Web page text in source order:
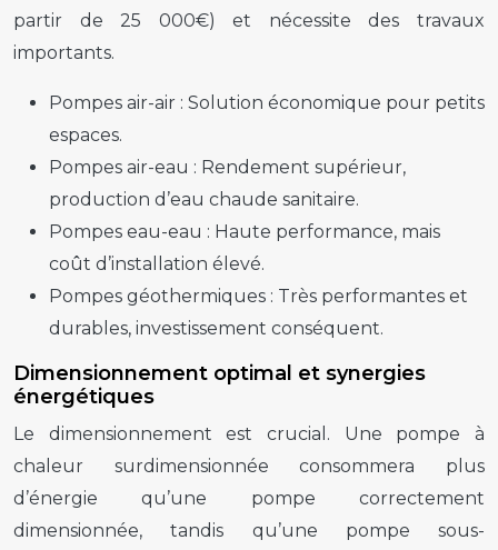
partir de 25 000€) et nécessite des travaux
importants.
Pompes air-air : Solution économique pour petits
espaces.
Pompes air-eau : Rendement supérieur,
production d’eau chaude sanitaire.
Pompes eau-eau : Haute performance, mais
coût d’installation élevé.
Pompes géothermiques : Très performantes et
durables, investissement conséquent.
Dimensionnement optimal et synergies
énergétiques
Le dimensionnement est crucial. Une pompe à
chaleur surdimensionnée consommera plus
d’énergie qu’une pompe correctement
dimensionnée, tandis qu’une pompe sous-